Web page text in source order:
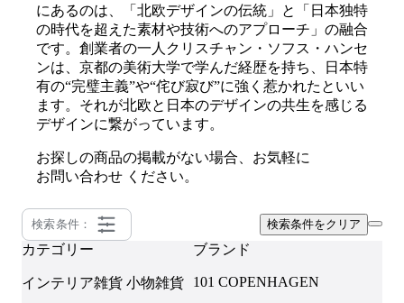
にあるのは、「北欧デザインの伝統」と「日本独特
の時代を超えた素材や技術へのアプローチ」の融合
です。創業者の一人クリスチャン・ソフス・ハンセ
ンは、京都の美術大学で学んだ経歴を持ち、日本特
有の“完璧主義”や“侘び寂び”に強く惹かれたといい
ます。それが北欧と日本のデザインの共生を感じる
デザインに繋がっています。
お探しの商品の掲載がない場合、お気軽に
お問い合わせ ください。
検索条件： 検索条件をクリア
カテゴリー
インテリア雑貨 小物雑貨
ブランド
101 COPENHAGEN